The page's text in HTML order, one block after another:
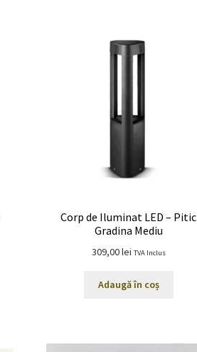
Corp de Iluminat LED – Pitic
Gradina Mediu
309,00lei TVA Inclus
Adaugă în coș